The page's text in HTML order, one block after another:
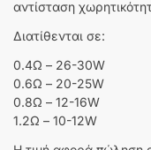
αντίσταση
Διατίθενται σε:
0.4Ω – 26-30W
0.6Ω – 20-25W
0.8Ω – 12-16W
1.2Ω – 10-12W